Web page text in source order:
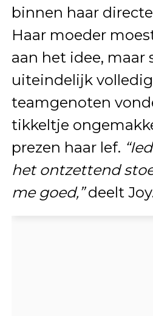
binnen haar
Haar moeder
aan het idee, maar
uiteindelijk
teamgenoten
tikkeltje
prezen haar lef.
het ontzettend
me goed,”deelt